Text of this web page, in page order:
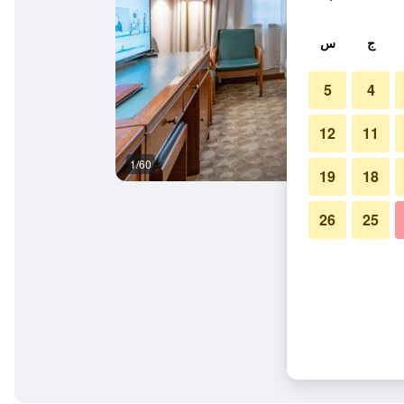
1/60
ج س
4
5
11
12
18
19
25
26